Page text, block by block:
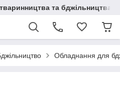
та бджільництва
Обладнання для